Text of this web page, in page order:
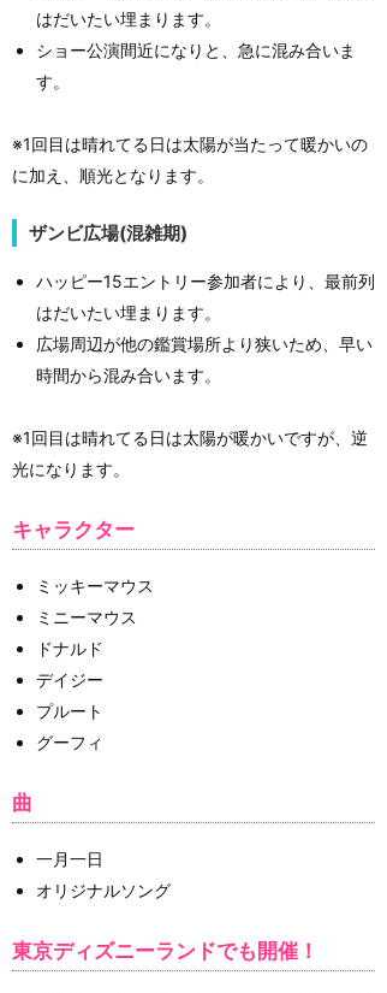
はだいたい埋まります。
ショー公演間近になりと、急に混み合いま
す。
※1回目は晴れてる日は太陽が当たって暖かいの
に加え、順光となります。
ザンビ広場(混雑期)
ハッピー15エントリー参加者により、最前列
はだいたい埋まります。
広場周辺が他の鑑賞場所より狭いため、早い
時間から混み合います。
※1回目は晴れてる日は太陽が暖かいですが、逆
光になります。
キャラクター
ミッキーマウス
ミニーマウス
ドナルド
デイジー
プルート
グーフィ
曲
一月一日
オリジナルソング
東京ディズニーランドでも開催！